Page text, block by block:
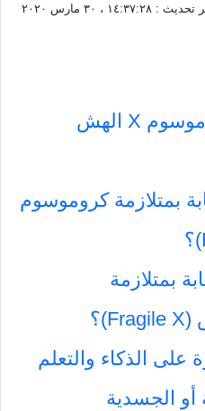
تحديث : ١٤:٣٧:٢٨ ، ٣٠ مارس ٢٠٢٠
ما هي متلازمة كروموسوم X الهش
بمتلازمة كروموسوم
بمتلازمة
على الذكاء والتعلم
أو الجسدية